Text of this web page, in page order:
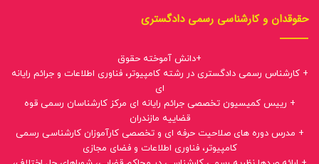
حقوقدان و کارشناسی رسمی دادگستری
+دانش آموخته حقوق
+ کارشناس رسمی دادگستری در رشته کامپیوتر، فناوری اطلاعات و جرائم رایانه
ای
+ رییس کمیسیون تخصصی جرائم رایانه ای مرکز کارشناسان رسمی قوه
قضاییه مازندران
+ مدرس دوره های صلاحیت حرفه ای و تخصصی کارآموزان کارشناسی رسمی
کامپیوتر، فناوری اطلاعات و فضای مجازی